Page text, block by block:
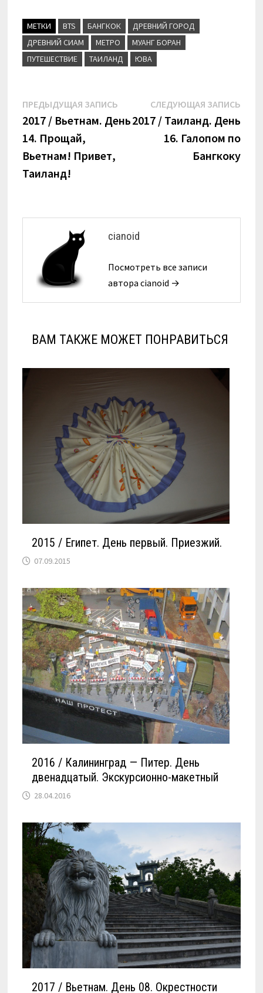
МЕТКИ BTS БАНГКОК
ДРЕВНИЙ ГОРОД
ДРЕВНИЙ СИАМ
МЕТРО
МУАНГ БОРАН
ПУТЕШЕСТВИЕ
ТАИЛАНД ЮВА
Навигация
по
записям
ПРЕДЫДУЩАЯ ЗАПИСЬПредыдущая
запись:
2017 / Вьетнам. День
14. Прощай,
Вьетнам! Привет,
Таиланд!
СЛЕДУЮЩАЯ ЗАПИСЬ
2017 / Таиланд. День
16. Галопом по
Бангкоку
cianoid
Посмотреть все записи
автора cianoid →
ВАМ ТАКЖЕ МОЖЕТ ПОНРАВИТЬСЯ
2015 / Египет. День первый. Приезжий.
07.09.2015
2016 / Калининград — Питер. День
двенадцатый. Экскурсионно-макетный
28.04.2016
2017 / Вьетнам. День 08. Окрестности